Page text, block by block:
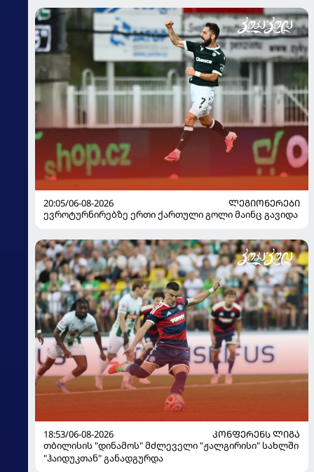
20:05/06-08-2026
ᲚᲔᲒᲘᲝᲜᲔᲠᲔᲑᲘ
ევროტურნირებზე ერთი ქართული გოლი მაინც გავიდა
18:53/06-08-2026
ᲙᲝᲜᲤᲔᲠᲔᲜᲡ ᲚᲘᲒᲐ
თბილისის "დინამოს" მძლეველი "ჟალგირისი" სახლში
"ჰაიდუკთან" განადგურდა